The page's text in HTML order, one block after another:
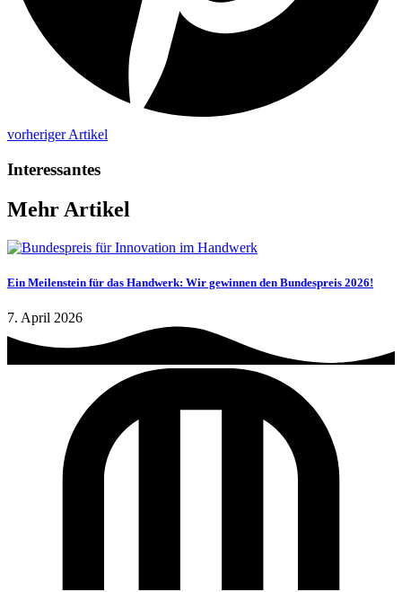
vorheriger Artikel
Interessantes
Mehr Artikel
Ein Meilenstein für das Handwerk: Wir gewinnen den Bundespreis 2026!
7. April 2026